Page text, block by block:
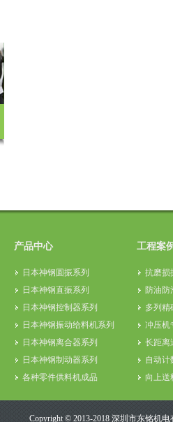
产品中心
日本神钢圆振系列
日本神钢直振系列
日本神钢控制器系列
日本神钢振动给料机系列
日本神钢离合器系列
日本神钢制动器系列
各种零件供料机成品
工程案
抗磨损
防油防
多列精
冲压机
长距离
自动计
向上送
Copyright © 2013-2018 深圳市东铭机